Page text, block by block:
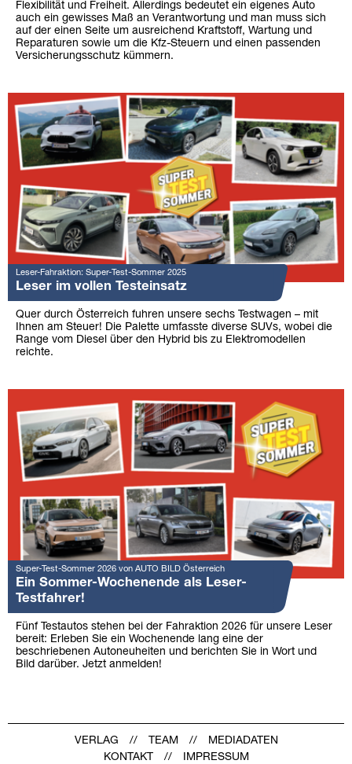
Flexibilität und Freiheit. Allerdings bedeutet ein eigenes Auto
auch ein gewisses Maß an Verantwortung und man muss sich
auf der einen Seite um ausreichend Kraftstoff, Wartung und
Reparaturen sowie um die Kfz-Steuern und einen passenden
Versicherungsschutz kümmern.
Leser-Fahraktion: Super-Test-Sommer 2025
Leser im vollen Testeinsatz
Quer durch Österreich fuhren unsere sechs Testwagen – mit
Ihnen am Steuer! Die Palette umfasste diverse SUVs, wobei die
Range vom Diesel über den Hybrid bis zu Elektromodellen
reichte.
Super-Test-Sommer 2026 von AUTO BILD Österreich
Ein Sommer-Wochenende als Leser-
Testfahrer!
Fünf Testautos stehen bei der Fahraktion 2026 für unsere Leser
bereit: Erleben Sie ein Wochenende lang eine der
beschriebenen Autoneuheiten und berichten Sie in Wort und
Bild darüber. Jetzt anmelden!
VERLAG TEAM
MEDIADATEN
KONTAKT
IMPRESSUM